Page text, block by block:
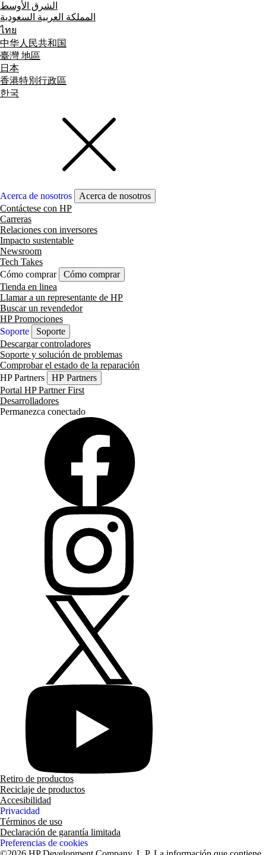
الشرق الأوسط
المملكة العربية السعودية
ไทย
中华人民共和国
臺灣 地區
日本
香港特別行政區
한국
Acerca de nosotros
Acerca de nosotros
Contáctese con HP
Carreras
Relaciones con inversores
Impacto sustentable
Newsroom
Tech Takes
Cómo comprar
Cómo comprar
Tienda en linea
Llamar a un representante de HP
Buscar un revendedor
HP Promociones
Soporte
Soporte
Descargar controladores
Soporte y solución de problemas
Comprobar el estado de la reparación
HP Partners
HP Partners
Portal HP Partner First
Desarrolladores
Permanezca conectado
Retiro de productos
Reciclaje de productos
Accesibilidad
Privacidad
Términos de uso
Declaración de garantía limitada
Preferencias de cookies